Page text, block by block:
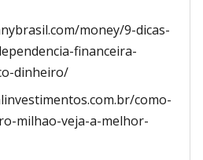
money/9-dicas-
financeira-
dinheiro/
como-
milhao-veja-a-melhor-